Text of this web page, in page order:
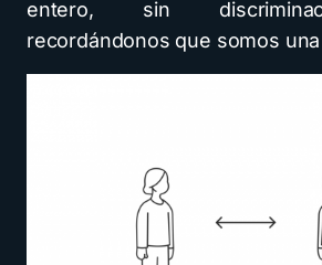
entero, sin
recordándonos que somos una